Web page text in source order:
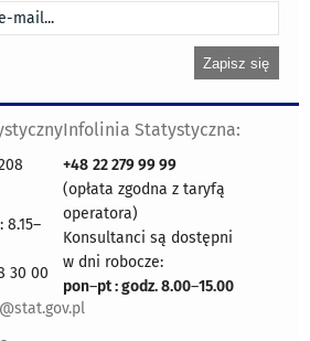
8.15–
30 00
Infolinia Statystyczna:
+48 22 279 99 99
(opłata zgodna z taryfą
operatora)
Konsultanci są dostępni
w dni robocze:
pon–pt : godz. 8.00–15.00